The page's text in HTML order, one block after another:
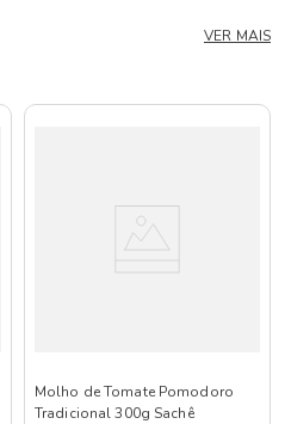
VER MAIS
Molho de Tomate Pomodoro
Tradicional 300g Sachê